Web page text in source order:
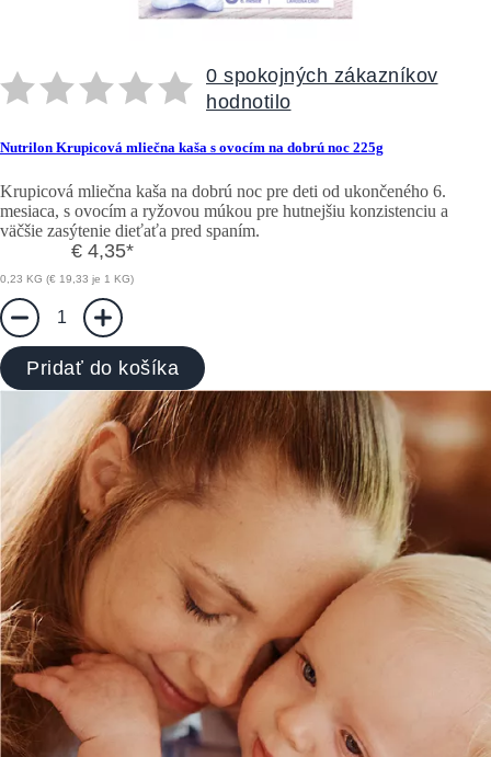
0 spokojných zákazníkov
hodnotilo
Nutrilon Krupicová mliečna kaša s ovocím na dobrú noc 225g
Krupicová mliečna kaša na dobrú noc pre deti od ukončeného 6.
mesiaca, s ovocím a ryžovou múkou pre hutnejšiu konzistenciu a
väčšie zasýtenie dieťaťa pred spaním.
€ 4,35*
0,23 KG (€ 19,33 je 1 KG)
1
Pridať do košíka